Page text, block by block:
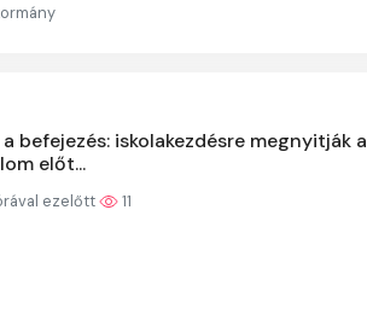
a befejezés: iskolakezdésre megnyitják a
előt...
ezelőtt 11